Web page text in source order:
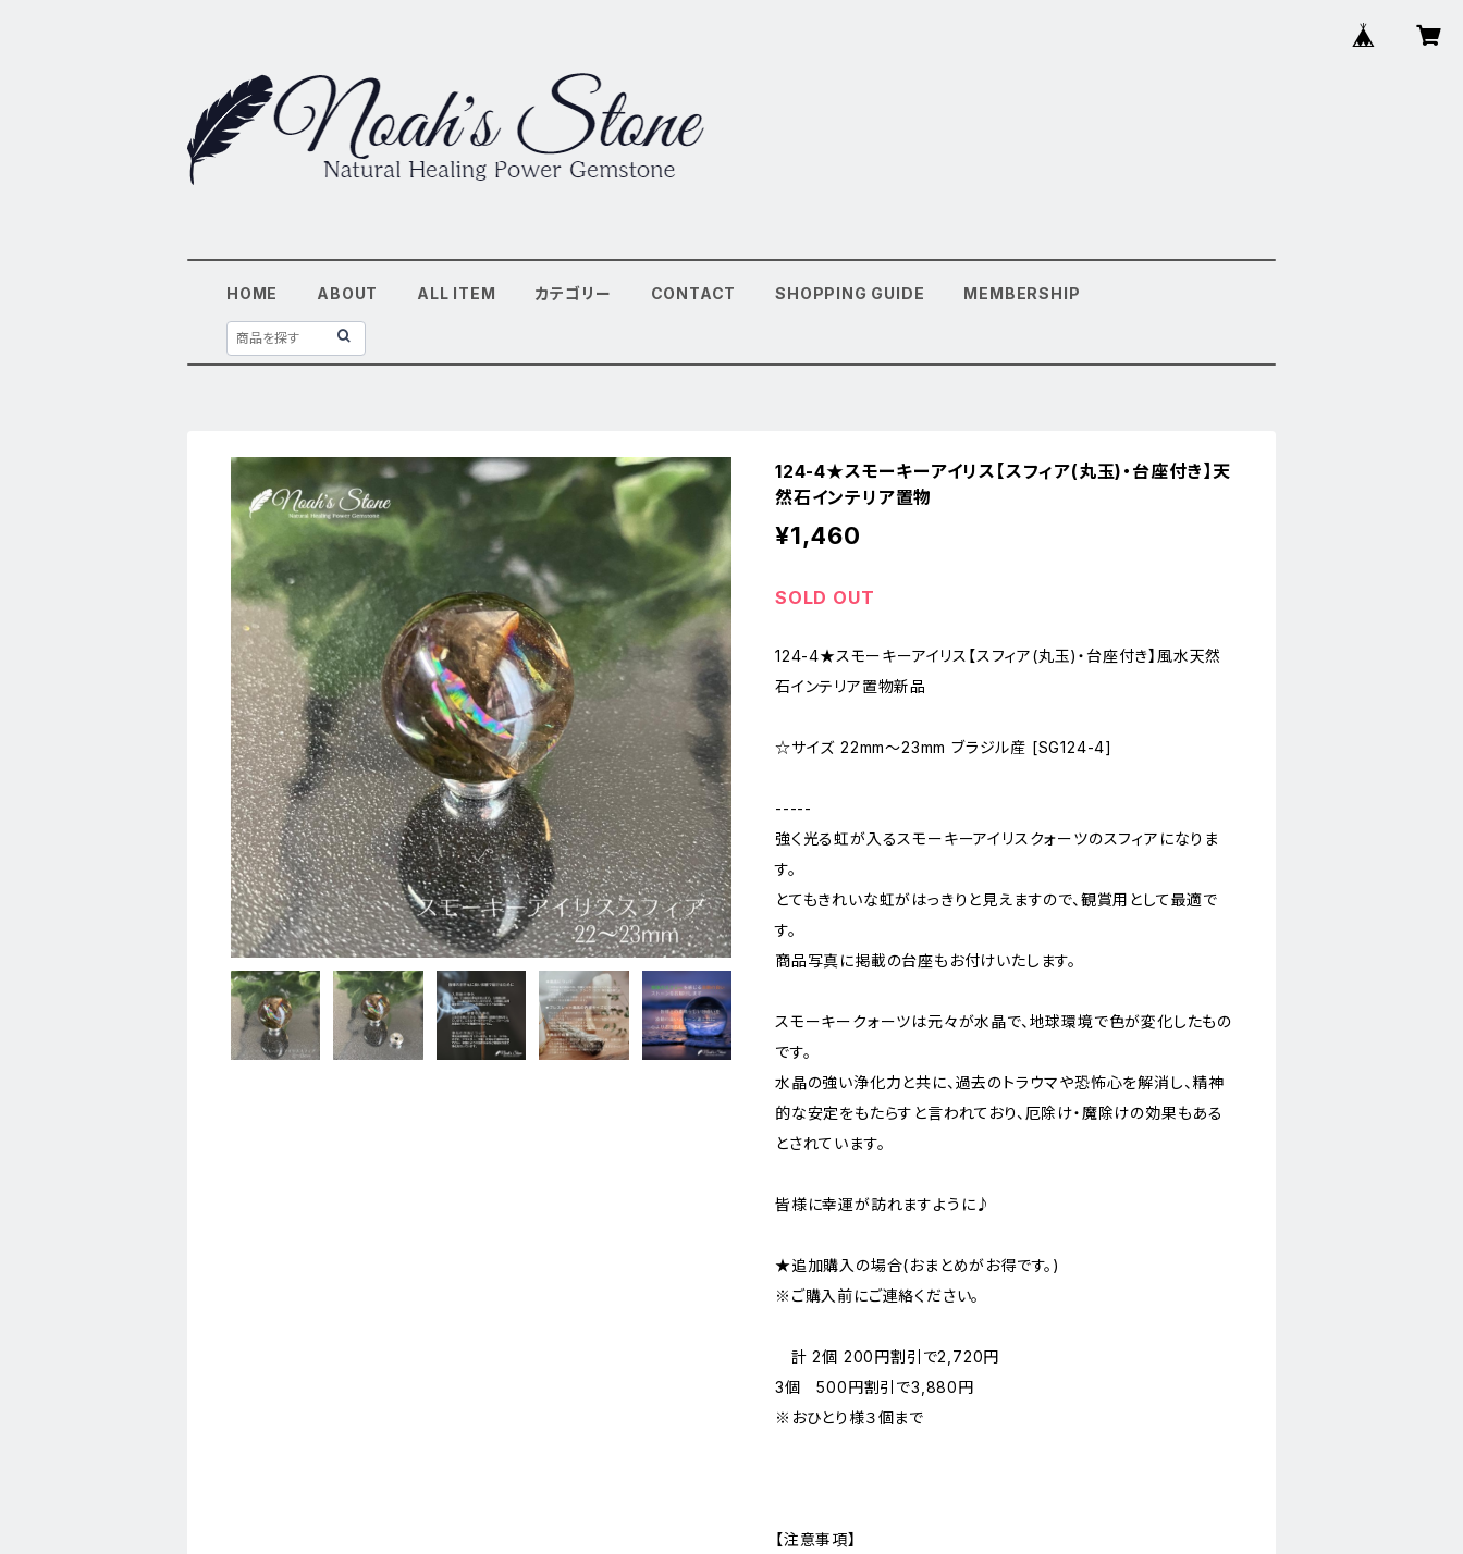
HOME ABOUT ALL ITEM カテゴリー CONTACT SHOPPING GUIDE MEMBERSHIP
124-4★スモーキーアイリス【スフィア(丸玉)・台座付き】天
然石インテリア置物
¥1,460
SOLD OUT
124-4★スモーキーアイリス【スフィア(丸玉)・台座付き】風水天然
石インテリア置物新品
☆サイズ 22mm〜23mm ブラジル産 [SG124-4]
-----
強く光る虹が入るスモーキーアイリスクォーツのスフィアになりま
す。
とてもきれいな虹がはっきりと見えますので、観賞用として最適で
す。
商品写真に掲載の台座もお付けいたします。
スモーキークォーツは元々が水晶で、地球環境で色が変化したもの
です。
水晶の強い浄化力と共に、過去のトラウマや恐怖心を解消し、精神
的な安定をもたらすと言われており、厄除け・魔除けの効果もある
とされています。
皆様に幸運が訪れますように♪
★追加購入の場合(おまとめがお得です。)
※ご購入前にご連絡ください。
計 2個 200円割引で2,720円
3個 500円割引で3,880円
※おひとり様３個まで
【注意事項】